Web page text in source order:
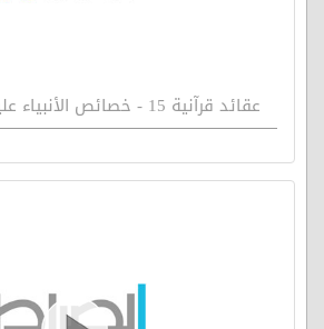
عقائد قرآنية 15 - خصائص الأنبياء عليهم السلام